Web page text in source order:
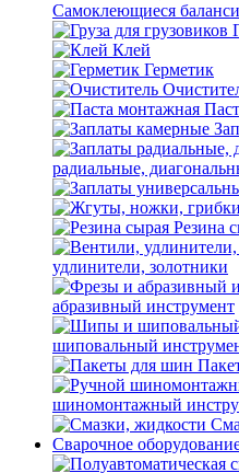
Самоклеющиеся
Клей
Герметик
радиальные,
Резина
удлинители, золотники
абразивный инструмент
шиповальный
шиномонтажный
Сварочное